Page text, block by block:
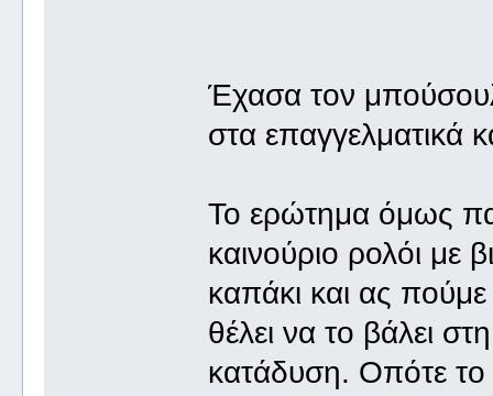
Έχασα τον
στα επαγγελματικά
Το ερώτημα όμως
καινούριο ρολόι με
καπάκι και ας
θέλει να το βάλει
κατάδυση. Οπότε το